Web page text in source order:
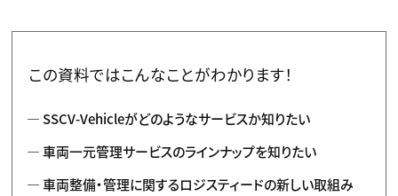
この資料ではこんなことがわかります！
SSCV-Vehicleがどのようなサービスか知りたい
車両一元管理サービスのラインナップを知りたい
車両整備・管理に関するロジスティードの新しい取組み